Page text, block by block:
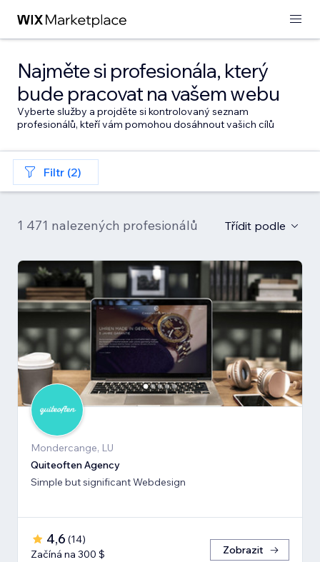
Najměte si profesionála, který
bude pracovat na vašem webu
Vyberte služby a projděte si kontrolovaný seznam
profesionálů, kteří vám pomohou dosáhnout vašich cílů
Filtr (2)
1 471 nalezených profesionálů Třídit podle
Mondercange, LU
Quiteoften Agency
Simple but significant Webdesign
4,6 (14)
Začíná na 300 $
Zobrazit